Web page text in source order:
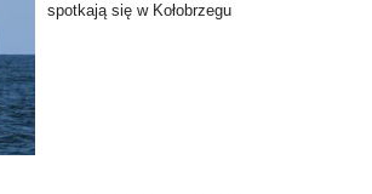
spotkają się w Kołobrzegu